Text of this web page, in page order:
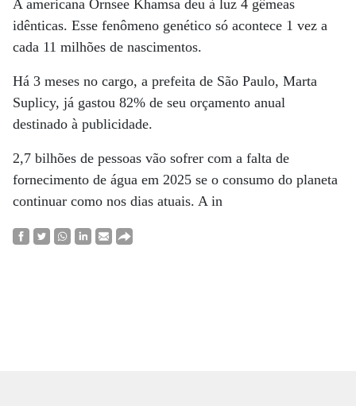
A americana Ornsee Khamsa deu à luz 4 gêmeas
idênticas. Esse fenômeno genético só acontece 1 vez a
cada 11 milhões de nascimentos.
Há 3 meses no cargo, a prefeita de São Paulo, Marta
Suplicy, já gastou 82% de seu orçamento anual
destinado à publicidade.
2,7 bilhões de pessoas vão sofrer com a falta de
fornecimento de água em 2025 se o consumo do planeta
continuar como nos dias atuais. A in